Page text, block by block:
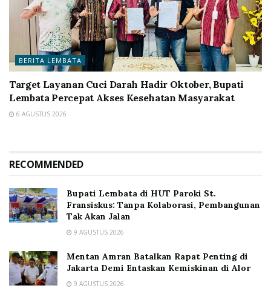
BERITA LEMBATA
Target Layanan Cuci Darah Hadir Oktober, Bupati
Lembata Percepat Akses Kesehatan Masyarakat
6 AGUSTUS 2026
RECOMMENDED
Bupati Lembata di HUT Paroki St.
Fransiskus: Tanpa Kolaborasi, Pembangunan
Tak Akan Jalan
9 AGUSTUS 2026
Mentan Amran Batalkan Rapat Penting di
Jakarta Demi Entaskan Kemiskinan di Alor
9 AGUSTUS 2026